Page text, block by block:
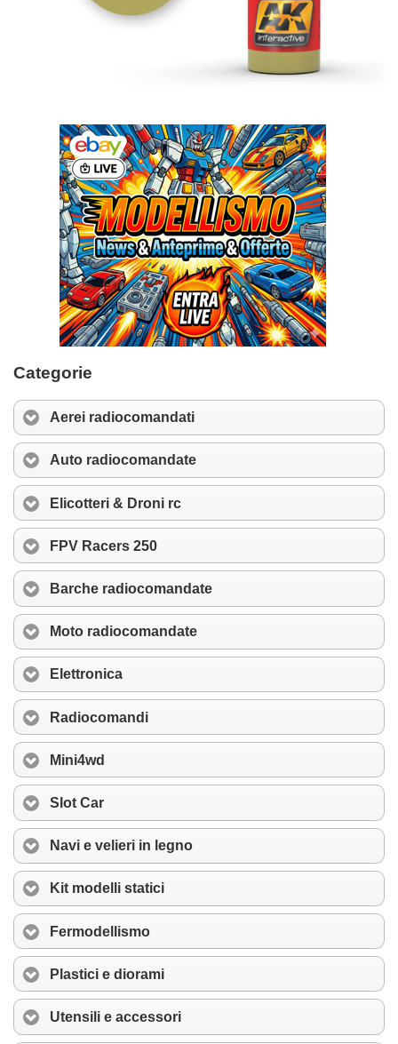
Categorie
Aerei radiocomandati
Auto radiocomandate
Elicotteri & Droni rc
FPV Racers 250
Barche radiocomandate
Moto radiocomandate
Elettronica
Radiocomandi
Mini4wd
Slot Car
Navi e velieri in legno
Kit modelli statici
Fermodellismo
Plastici e diorami
Utensili e accessori